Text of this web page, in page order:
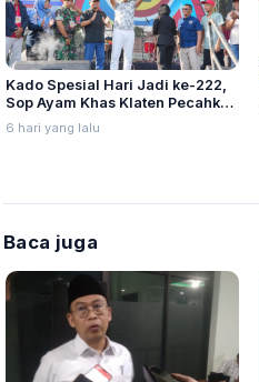
Kado Spesial Hari Jadi ke-222,
Sop Ayam Khas Klaten Pecahkan
Rekor MURI dan Dunia
6 hari yang lalu
Baca juga